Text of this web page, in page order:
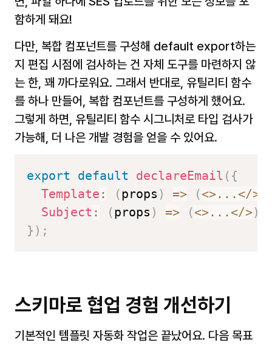
함하게 돼요!
다만, 복합 컴포넌트를 구성해 default export하는
지 편집 시점에 검사하는 건 자체 도구를 마련하지 않
는 한, 꽤 까다로워요. 그래서 반대로, 유틸리티 함수
를 하나 만들어, 복합 컴포넌트를 구성하게 했어요.
그렇게 하면, 유틸리티 함수 시그니처로 타입 검사가
가능해, 더 나은 개발 경험을 얻을 수 있어요.
export default declareEmail ( {
Template : (props ) => (<>... </>
Subject : (props ) => (<>... </>)
} ) ;
스키마로 협업 경험 개선하기
기본적인 템플릿 자동화 작업은 끝났어요. 다음 목표